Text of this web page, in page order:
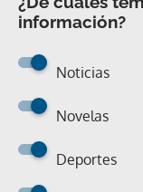
información?
Noticias
Novelas
Deportes